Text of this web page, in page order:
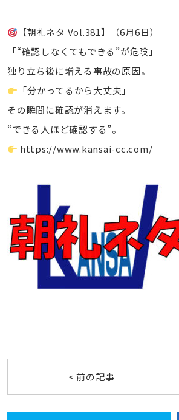
【朝礼ネタ Vol.381】（6月6日）
「“確認しなくてもできる”が危険」
独り立ち後に増える事故の原因。
「分かってるから大丈夫」
その瞬間に確認が消えます。
“できる人ほど確認する”。
https://www.kansai-cc.com/
< 前の記事